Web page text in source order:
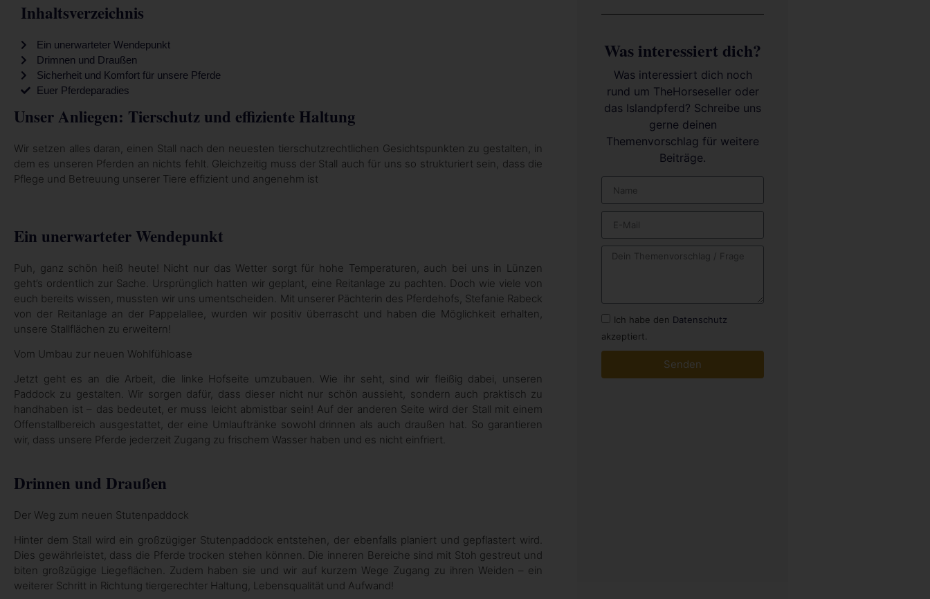
Inhaltsverzeichnis
Ein unerwarteter Wendepunkt
Drimnen und Draußen
Sicherheit und Komfort für unsere Pferde
Euer Pferdeparadies
Unser Anliegen: Tierschutz und effiziente Haltung
Wir setzen alles daran, einen Stall nach den neuesten tierschutzrechtlichen Gesichtspunkten zu gestalten, in
dem es unseren Pferden an nichts fehlt. Gleichzeitig muss der Stall auch für uns so strukturiert sein, dass die
Pflege und Betreuung unserer Tiere effizient und angenehm ist
Ein unerwarteter Wendepunkt
Puh, ganz schön heiß heute! Nicht nur das Wetter sorgt für hohe Temperaturen, auch bei uns in Lünzen
geht’s ordentlich zur Sache. Ursprünglich hatten wir geplant, eine Reitanlage zu pachten. Doch wie viele von
euch bereits wissen, mussten wir uns umentscheiden. Mit unserer Pächterin des Pferdehofs, Stefanie Rabeck
von der Reitanlage an der Pappelallee, wurden wir positiv überrascht und haben die Möglichkeit erhalten,
unsere Stallflächen zu erweitern!
Vom Umbau zur neuen Wohlfühloase
Jetzt geht es an die Arbeit, die linke Hofseite umzubauen. Wie ihr seht, sind wir fleißig dabei, unseren
Paddock zu gestalten. Wir sorgen dafür, dass dieser nicht nur schön aussieht, sondern auch praktisch zu
handhaben ist – das bedeutet, er muss leicht abmistbar sein! Auf der anderen Seite wird der Stall mit einem
Offenstallbereich ausgestattet, der eine Umlauftränke sowohl drinnen als auch draußen hat. So garantieren
wir, dass unsere Pferde jederzeit Zugang zu frischem Wasser haben und es nicht einfriert.
Drinnen und Draußen
Der Weg zum neuen Stutenpaddock
Hinter dem Stall wird ein großzügiger Stutenpaddock entstehen, der ebenfalls planiert und gepflastert wird.
Dies gewährleistet, dass die Pferde trocken stehen können. Die inneren Bereiche sind mit Stoh gestreut und
biten großzügige Liegeflächen. Zudem haben sie und wir auf kurzem Wege Zugang zu ihren Weiden – ein
weiterer Schritt in Richtung tiergerechter Haltung, Lebensqualität und Aufwand!
Was interessiert dich?
Was interessiert dich noch
rund um TheHorseseller oder
das Islandpferd? Schreibe uns
gerne deinen
Themenvorschlag für weitere
Beiträge.
Ich habe den Datenschutz
akzeptiert.
Senden